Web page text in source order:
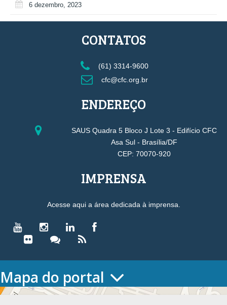
6 dezembro, 2023
CONTATOS
(61) 3314-9600
cfc@cfc.org.br
ENDEREÇO
SAUS Quadra 5 Bloco J Lote 3 - Edifício CFC
Asa Sul - Brasília/DF
CEP: 70070-920
IMPRENSA
Acesse aqui a área dedicada à imprensa.
Mapa do portal
HOME